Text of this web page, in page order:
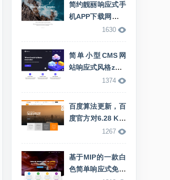
简约靓丽响应式手
机APP下载网站专
用Zblog模板1630
简单小型CMS网
站响应式风格zblo
g资讯主题模板
1374
百度算法更新，百
度官方对6.28 K站
事件发表公告
1267
基于MIP的一款白
色简单响应式免费